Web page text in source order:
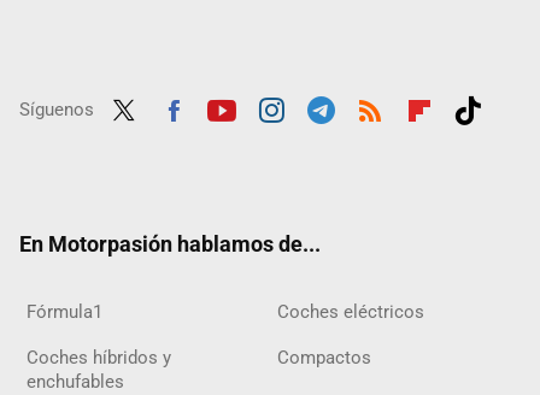
Síguenos
En Motorpasión hablamos de...
Fórmula1 Coches eléctricos
Coches híbridos y
enchufables
Compactos